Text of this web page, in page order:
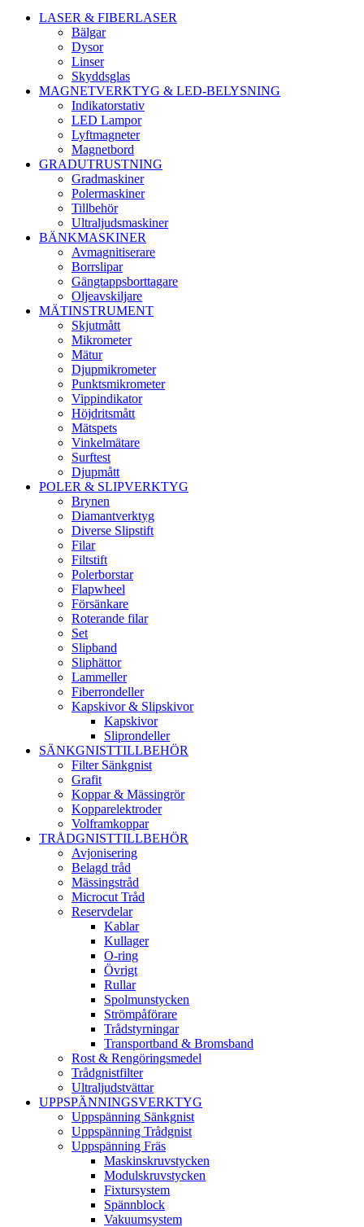
LASER & FIBERLASER
Bälgar
Dysor
Linser
Skyddsglas
MAGNETVERKTYG & LED-BELYSNING
Indikatorstativ
LED Lampor
Lyftmagneter
Magnetbord
GRADUTRUSTNING
Gradmaskiner
Polermaskiner
Tillbehör
Ultraljudsmaskiner
BÄNKMASKINER
Avmagnitiserare
Borrslipar
Gängtappsborttagare
Oljeavskiljare
MÄTINSTRUMENT
Skjutmått
Mikrometer
Mätur
Djupmikrometer
Punktsmikrometer
Vippindikator
Höjdritsmått
Mätspets
Vinkelmätare
Surftest
Djupmått
POLER & SLIPVERKTYG
Brynen
Diamantverktyg
Diverse Slipstift
Filar
Filtstift
Polerborstar
Flapwheel
Försänkare
Roterande filar
Set
Slipband
Sliphättor
Lammeller
Fiberrondeller
Kapskivor & Slipskivor
Kapskivor
Sliprondeller
SÄNKGNISTTILLBEHÖR
Filter Sänkgnist
Grafit
Koppar & Mässingrör
Kopparelektroder
Volframkoppar
TRÅDGNISTTILLBEHÖR
Avjonisering
Belagd tråd
Mässingstråd
Microcut Tråd
Reservdelar
Kablar
Kullager
O-ring
Övrigt
Rullar
Spolmunstycken
Strömpåförare
Trådstyrningar
Transportband & Bromsband
Rost & Rengöringsmedel
Trådgnistfilter
Ultraljudstvättar
UPPSPÄNNINGSVERKTYG
Uppspänning Sänkgnist
Uppspänning Trådgnist
Uppspänning Fräs
Maskinskruvstycken
Modulskruvstycken
Fixtursystem
Spännblock
Vakuumsystem